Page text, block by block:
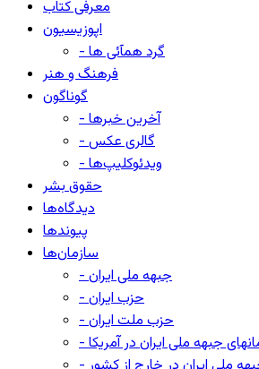
معرفی کتاب
اپوزیسیون
- گرد همآئی ها
فرهنگ و هنر
گوناگون
- آخرین خبرها
- گالری عکس
- ویدئوکلیپ‌ها
حقوق بشر
دیدگاه‌ها
پیوندها
سازمان‌ها
- جبهه ملی ایران
- حزب ایران
- حزب ملت ایران
جبهه ملی ایران در آمریکا